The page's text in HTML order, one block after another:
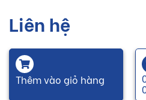
Liên hệ
Thêm vào giỏ hàng